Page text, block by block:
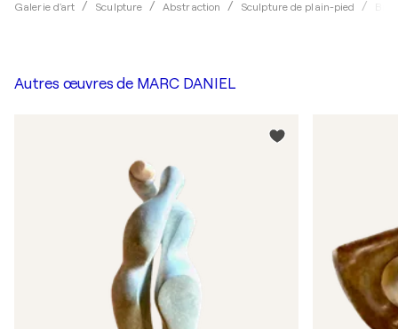
Galerie d'art Sculpture Abstraction Sculpture de plain-pied
Autres œuvres de MARC DANIEL